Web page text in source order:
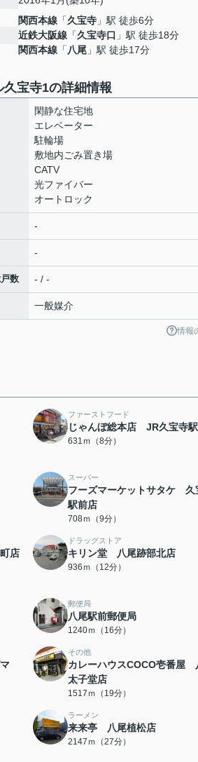
関西本線 「久宝寺 」駅 徒歩6分
近鉄大阪線 「久宝寺口 」駅 徒歩18分
関西本線 「 八尾 」駅 徒歩17分
久宝寺1の詳細情報
閑静な住宅地
エレベーター
駐輪場
敷地内ごみ置き場
CATV
光ファイバー
オートロック
-
-
数 - / -
一般媒介
情報
ファーストフード
じゃんぼ総本店 JR久宝寺
631ｍ（8分）
スーパー
フーズマーケットサタケ 久
駅前店
708ｍ（9分）
店
ドラッグストア
キリン堂 八尾跡部北店
936ｍ（12分）
郵便局
八尾駅前郵便局
1240ｍ（16分）
マ
その他
カレーハウスCOCO壱番屋
太子堂店
1517ｍ（19分）
ラーメン
来来亭 八尾植松店
2147ｍ（27分）